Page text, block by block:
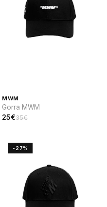
MWM
Gorra MWM
25€35€
-27%